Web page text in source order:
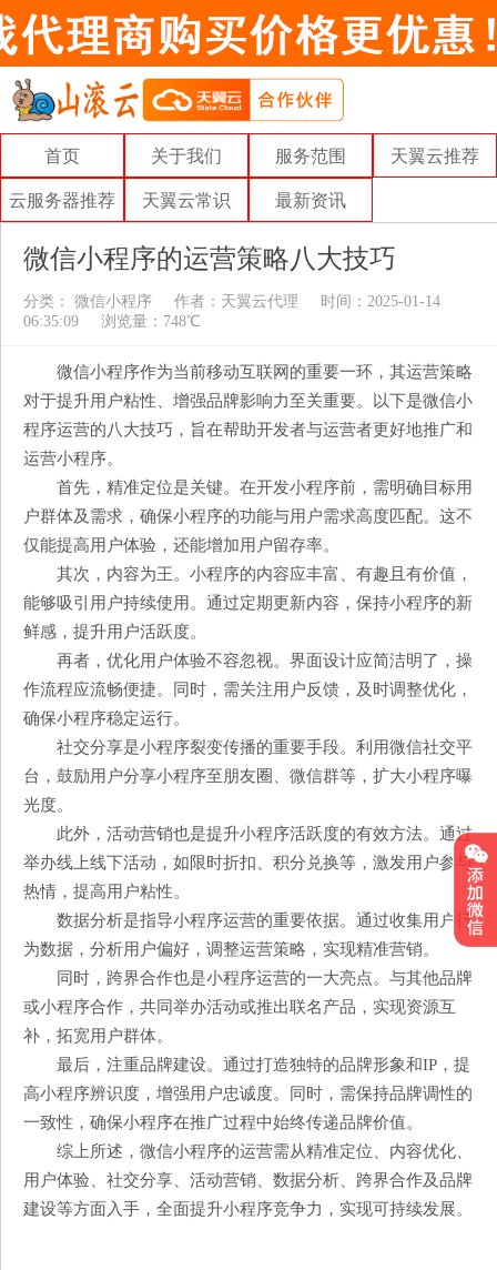
首页 关于我们 服务范围 天翼云推荐
云服务器推荐 天翼云常识 最新资讯
微信小程序的运营策略八大技巧
分类： 微信小程序 作者： 天翼云代理
时间：2025-01-14
06:35:09
浏览量：748℃
微信小程序作为当前移动互联网的重要一环，其运营策略
对于提升用户粘性、增强品牌影响力至关重要。以下是微信小
程序运营的八大技巧，旨在帮助开发者与运营者更好地推广和
运营小程序。
首先，精准定位是关键。在开发小程序前，需明确目标用
户群体及需求，确保小程序的功能与用户需求高度匹配。这不
仅能提高用户体验，还能增加用户留存率。
其次，内容为王。小程序的内容应丰富、有趣且有价值，
能够吸引用户持续使用。通过定期更新内容，保持小程序的新
鲜感，提升用户活跃度。
再者，优化用户体验不容忽视。界面设计应简洁明了，操
作流程应流畅便捷。同时，需关注用户反馈，及时调整优化，
确保小程序稳定运行。
社交分享是小程序裂变传播的重要手段。利用微信社交平
台，鼓励用户分享小程序至朋友圈、微信群等，扩大小程序曝
光度。
此外，活动营销也是提升小程序活跃度的有效方法。通过
举办线上线下活动，如限时折扣、积分兑换等，激发用户参与
热情，提高用户粘性。
数据分析是指导小程序运营的重要依据。通过收集用户行
为数据，分析用户偏好，调整运营策略，实现精准营销。
同时，跨界合作也是小程序运营的一大亮点。与其他品牌
或小程序合作，共同举办活动或推出联名产品，实现资源互
补，拓宽用户群体。
最后，注重品牌建设。通过打造独特的品牌形象和IP，提
高小程序辨识度，增强用户忠诚度。同时，需保持品牌调性的
一致性，确保小程序在推广过程中始终传递品牌价值。
综上所述，微信小程序的运营需从精准定位、内容优化、
用户体验、社交分享、活动营销、数据分析、跨界合作及品牌
建设等方面入手，全面提升小程序竞争力，实现可持续发展。